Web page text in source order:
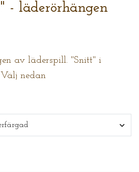
- läderörhängen
av läderspill. "Snitt" i
nedan